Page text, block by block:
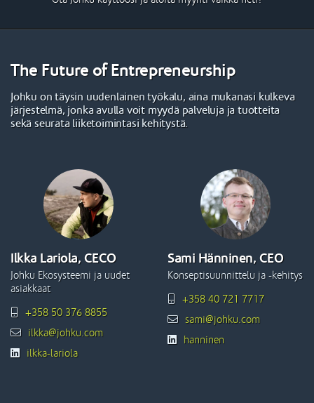
The Future of Entrepreneurship
Johku on täysin uudenlainen työkalu, aina mukanasi kulkeva
järjestelmä, jonka avulla voit myydä palveluja ja tuotteita
sekä seurata liiketoimintasi kehitystä.
Ilkka Lariola, CECO
Johku Ekosysteemi ja uudet
asiakkaat
+358 50 376 8855
ilkka@johku.com
ilkka-lariola
Sami Hänninen, CEO
Konseptisuunnittelu ja -kehitys
+358 40 721 7717
sami@johku.com
hanninen